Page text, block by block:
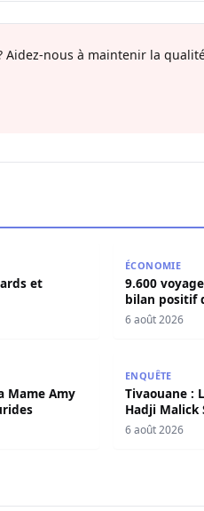
Aidez-nous à maintenir la
et
ÉCONOMIE
9.600
bilan positif
6 août 2026
Mame Amy
ENQUÊTE
Tivaouane :
Hadji Malick
6 août 2026